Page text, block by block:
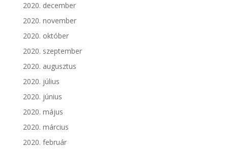
2020. december
2020. november
2020. október
2020. szeptember
2020. augusztus
2020. július
2020. június
2020. május
2020. március
2020. február